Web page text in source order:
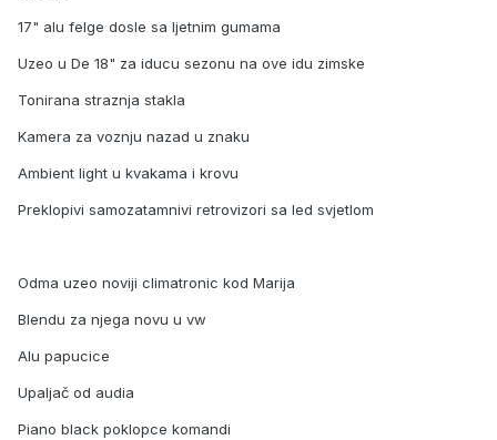
17" alu felge dosle sa ljetnim gumama
Uzeo u De 18" za iducu sezonu na ove idu zimske
Tonirana straznja stakla
Kamera za voznju nazad u znaku
Ambient light u kvakama i krovu
Preklopivi samozatamnivi retrovizori sa led svjetlom
Odma uzeo noviji climatronic kod Marija
Blendu za njega novu u vw
Alu papucice
Upaljač od audia
Piano black poklopce komandi